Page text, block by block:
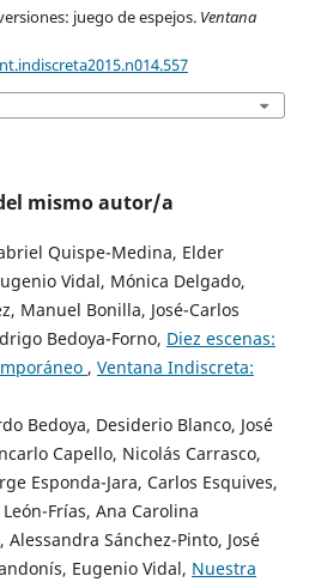
juego de espejos. Ventana
mismo autor/a
Quispe-Medina, Elder
Vidal, Mónica Delgado,
Manuel Bonilla, José-Carlos
Bedoya-Forno, Diez escenas:
, Ventana Indiscreta:
Bedoya, Desiderio Blanco, José
Capello, Nicolás Carrasco,
Esponda-Jara, Carlos Esquives,
Frías, Ana Carolina
Sánchez-Pinto, José
Eugenio Vidal, Nuestra